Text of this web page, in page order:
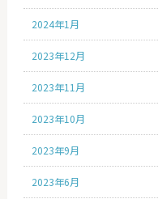
2024年1月
2023年12月
2023年11月
2023年10月
2023年9月
2023年6月